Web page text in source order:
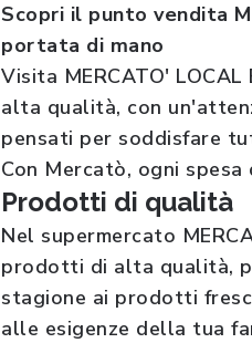
Scopri il punto vendita
portata di mano
Visita MERCATO'
alta qualità, con
pensati per soddisfare
Con Mercatò, ogni
Prodotti di qualità
Nel supermercato
prodotti di alta qualità,
stagione ai prodotti
alle esigenze della tua